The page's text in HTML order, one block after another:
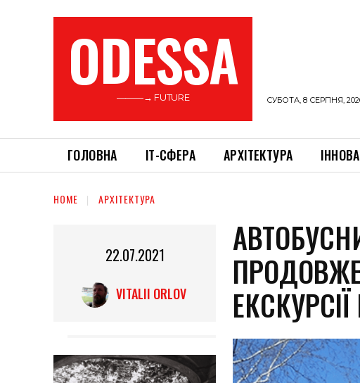
ODESSA
———→ FUTURE СУБОТА, 8 СЕРПНЯ,
ГОЛОВНА ІТ-СФЕРА АРХІТЕКТУРА
HOME АРХІТЕКТУРА
22.07.2021
VITALII ORLOV